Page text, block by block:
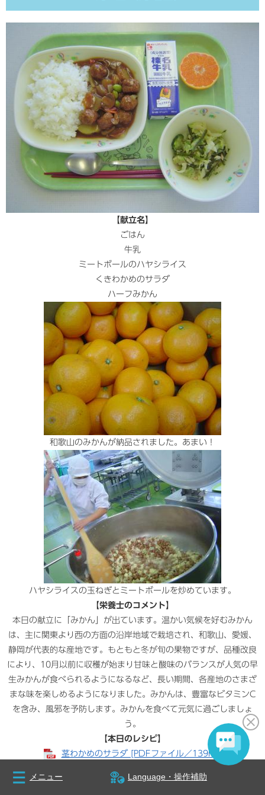
メニュー Language・操作補助
【献立名】
ごはん
牛乳
ミートボールのハヤシライス
くきわかめのサラダ
ハーフみかん
和歌山のみかんが納品されました。あまい！
ハヤシライスの玉ねぎとミートボールを炒めています。
【栄養士のコメント】
本日の献立に「みかん」が出ています。温かい気候を好むみかん
は、主に関東より西の方面の沿岸地域で栽培され、和歌山、愛媛、
静岡が代表的な産地です。もともと冬が旬の果物ですが、品種改良
により、10月以前に収穫が始まり甘味と酸味のバランスが人気の早
生みかんが食べられるようになるなど、長い期間、各産地のさまざ
まな味を楽しめるようになりました。みかんは、豊富なビタミンC
を含み、風邪を予防します。みかんを食べて元気に過ごしましょ
う。​
【本日のレシピ】
茎わかめのサラダ [PDFファイル／139KB]